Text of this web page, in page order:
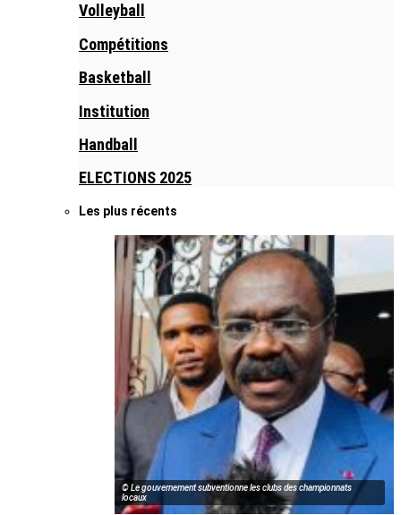
Volleyball
Compétitions
Basketball
Institution
Handball
ELECTIONS 2025
Les plus récents
© Le gouvernement subventionne les clubs des championnats
locaux